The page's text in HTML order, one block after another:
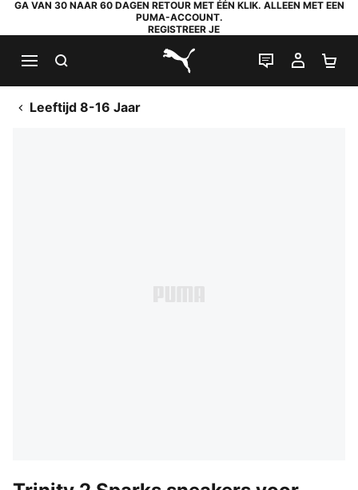
GA VAN 30 NAAR 60 DAGEN RETOUR MET ÉÉN KLIK. ALLEEN MET EEN
PUMA-ACCOUNT.
REGISTREER JE
PUMA.com
LIVE CHAT
MIJN
Leeftijd 8-16 Jaar